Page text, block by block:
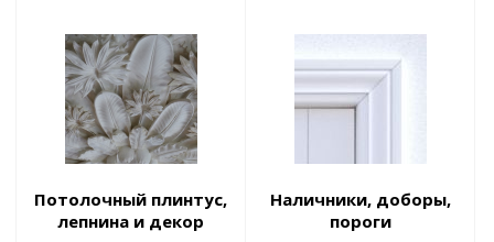
Потолочный плинтус,
лепнина и декор
Наличники, доборы,
пороги